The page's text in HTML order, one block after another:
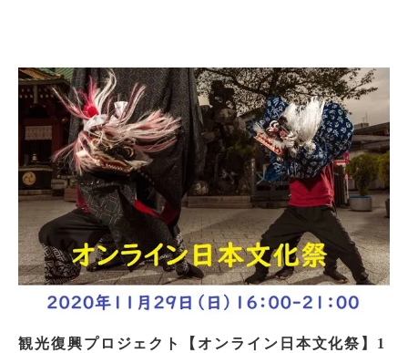
観光復興プロジェクト【オンライン日本文化祭】1